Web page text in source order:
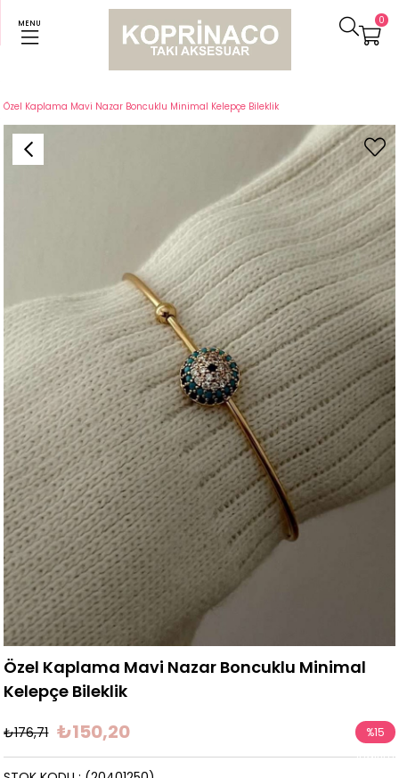
MENU 0
Bileklikler
Özel Kaplama Mavi Nazar Boncuklu Minimal Kelepçe Bileklik
Özel Kaplama Mavi Nazar Boncuklu Minimal
Kelepçe Bileklik
₺176,71 ₺150,20 %15
İndirim